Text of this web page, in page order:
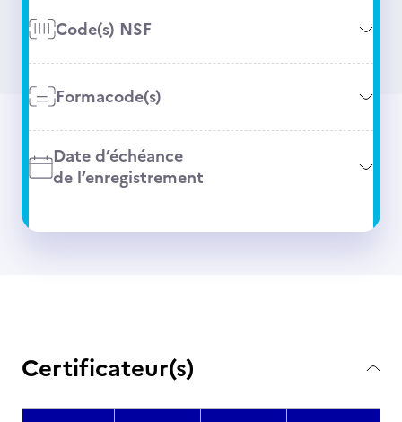
Code(s) NSF
Formacode(s)
Date d’échéance
de l’enregistrement
Certificateur(s)